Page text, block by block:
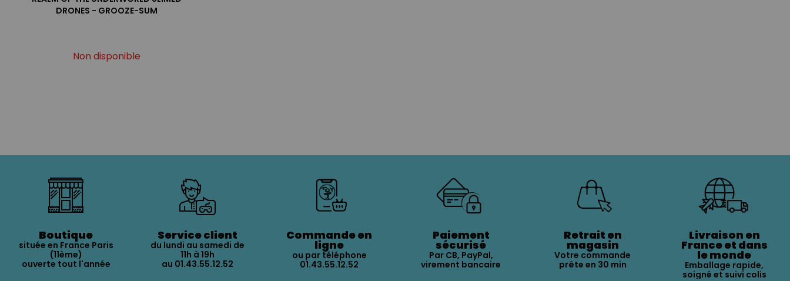
DRONES - GROOZE-SUM
Non disponible
Boutique
située en France Paris
(11ème)
ouverte tout l'année
Service client
du lundi au samedi de
11h à 19h
au 01.43.55.12.52
Commande en
ligne
ou par téléphone
01.43.55.12.52
Paiement
sécurisé
Par CB, PayPal,
virement bancaire
Retrait en
magasin
Votre commande
prête en 30 min
Livraison en
France et dans
le monde
Emballage rapide,
soigné et suivi colis